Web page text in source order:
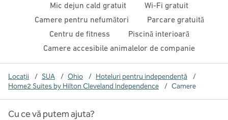
Mic dejun cald gratuit
Wi-Fi gratuit
Camere pentru nefumători
Parcare gratuită
Centru de fitness
Piscină interioară
Camere accesibile animalelor de companie
Locații / SUA / Ohio / Hoteluri pentru independență
/
Home2 Suites by Hilton Cleveland Independence
/ Camere
Cu ce vă putem ajuta?